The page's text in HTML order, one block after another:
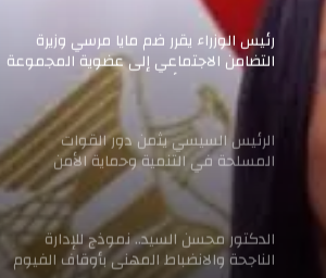
رئيس الوزراء يقرر ضم مايا مرسي وزيرة
التضامن الاجتماعي إلى عضوية المجموعة
الوزارية لريادة الأعمال
الرئيس السيسي يثمن دور القوات
المسلحة في التنمية وحماية الأمن
الدكتور محسن السيد.. نموذج للإدارة
الناجحة والانضباط المهنى بأوقاف الفيوم